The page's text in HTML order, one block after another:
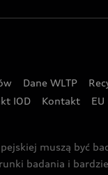
Dane WLTP
IOD Kontakt
muszą być
badania i